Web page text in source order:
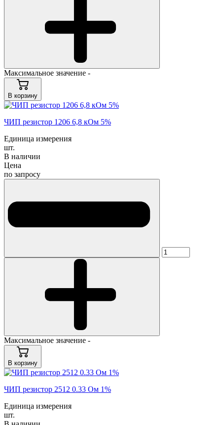
Максимальное значение -
В корзину
ЧИП резистор 1206 6,8 кОм 5%
Единица измерения
шт.
В наличии
Цена
по запросу
Максимальное значение -
В корзину
ЧИП резистор 2512 0.33 Ом 1%
Единица измерения
шт.